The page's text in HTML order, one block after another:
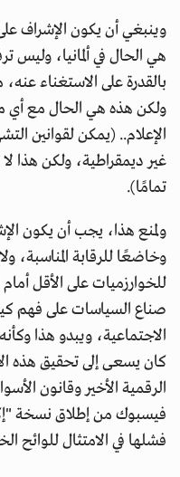
وينبغي أن يكون الإشراف
هي الحال في ألمانيا، وليس
بالقدرة على الاستغناء
ولكن هذه هي الحال مع أي
الإعلام.. (يمكن لقوانين
غير ديمقراطية، ولكن هذا
تمامًا).
ولمنع هذا، يجب أن يكون
وخاضعًا للرقابة المناسبة،
للخوارزميات على الأقل
صناع السياسات على فهم
الاجتماعية، ويبدو هذا
كان يسعى إلى تحقيق هذه
الرقمية الأخير وقانون
فيسبوك من إطلاق نسخة
فشلها في الامتثال للوائح